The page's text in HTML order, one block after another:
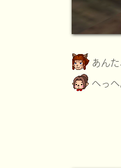
あん
へっへ